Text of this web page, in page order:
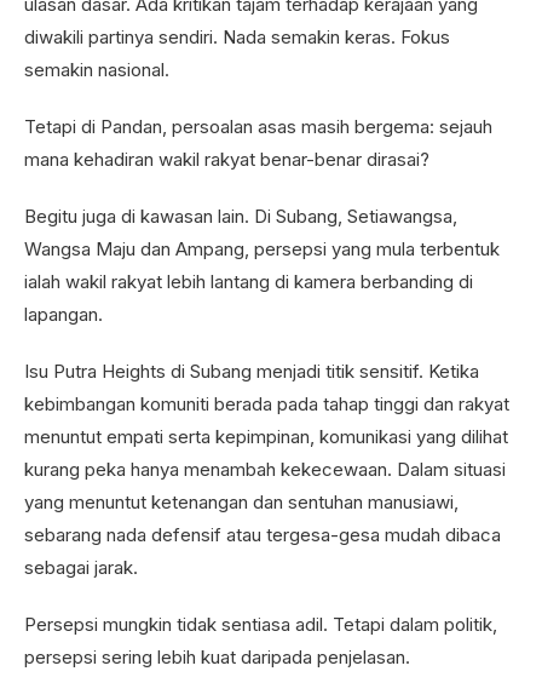
diwakili partinya sendiri. Nada semakin keras. Fokus
semakin nasional.
Tetapi di Pandan, persoalan asas masih bergema: sejauh
mana kehadiran wakil rakyat benar-benar dirasai?
Begitu juga di kawasan lain. Di Subang, Setiawangsa,
Wangsa Maju dan Ampang, persepsi yang mula terbentuk
ialah wakil rakyat lebih lantang di kamera berbanding di
lapangan.
Isu Putra Heights di Subang menjadi titik sensitif. Ketika
kebimbangan komuniti berada pada tahap tinggi dan rakyat
menuntut empati serta kepimpinan, komunikasi yang dilihat
kurang peka hanya menambah kekecewaan. Dalam situasi
yang menuntut ketenangan dan sentuhan manusiawi,
sebarang nada defensif atau tergesa-gesa mudah dibaca
sebagai jarak.
Persepsi mungkin tidak sentiasa adil. Tetapi dalam politik,
persepsi sering lebih kuat daripada penjelasan.